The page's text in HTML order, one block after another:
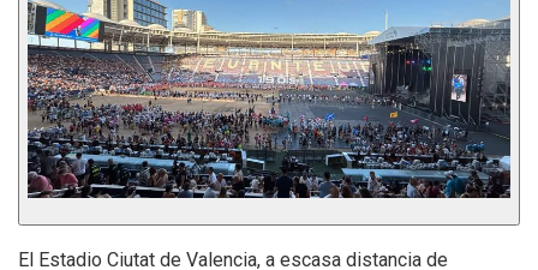
El Estadio Ciutat de Valencia, a escasa distancia de